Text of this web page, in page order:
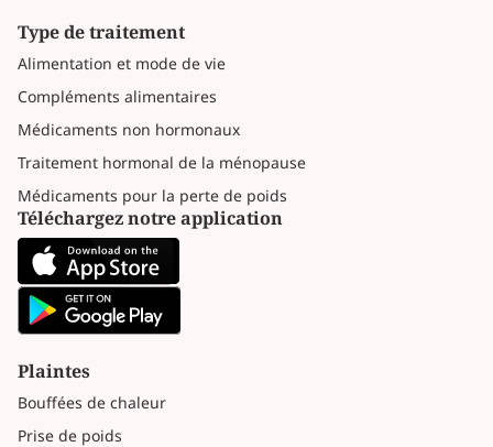
Type de traitement
Alimentation et mode de vie
Compléments alimentaires
Médicaments non hormonaux
Traitement hormonal de la ménopause
Médicaments pour la perte de poids
Téléchargez notre application
Plaintes
Bouffées de chaleur
Prise de poids